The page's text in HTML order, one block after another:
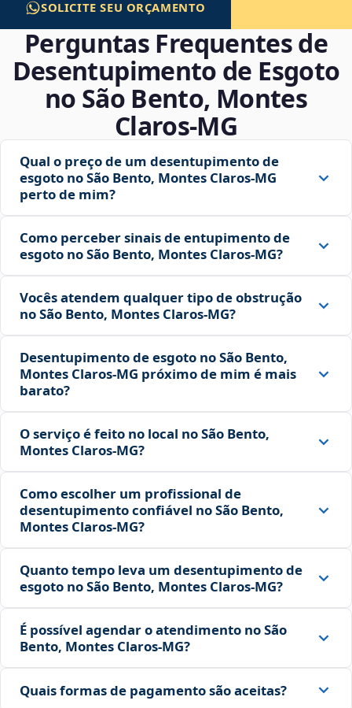
SOLICITE SEU ORÇAMENTO
Perguntas Frequentes de
Desentupimento de Esgoto
no São Bento, Montes
Claros‑MG
Qual o preço de um desentupimento de
esgoto no São Bento, Montes Claros‑MG
perto de mim?
Como perceber sinais de entupimento de
esgoto no São Bento, Montes Claros‑MG?
Vocês atendem qualquer tipo de obstrução
no São Bento, Montes Claros‑MG?
Desentupimento de esgoto no São Bento,
Montes Claros‑MG próximo de mim é mais
barato?
O serviço é feito no local no São Bento,
Montes Claros‑MG?
Como escolher um profissional de
desentupimento confiável no São Bento,
Montes Claros‑MG?
Quanto tempo leva um desentupimento de
esgoto no São Bento, Montes Claros‑MG?
É possível agendar o atendimento no São
Bento, Montes Claros‑MG?
Quais formas de pagamento são aceitas?